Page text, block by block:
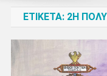
ΕΤΙΚΈΤΑ: 2Η